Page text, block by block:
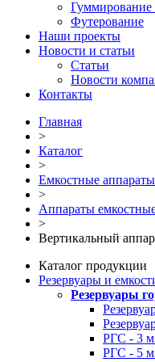
Гуммирование
Футерование
Наши проекты
Новости и статьи
Статьи
Новости
Контакты
Главная
>
Каталог
>
Емкостные аппараты
>
Аппараты
>
Вертикальный
Каталог продукции
Резервуары и
Резервуары
РГС - 3
РГС - 5